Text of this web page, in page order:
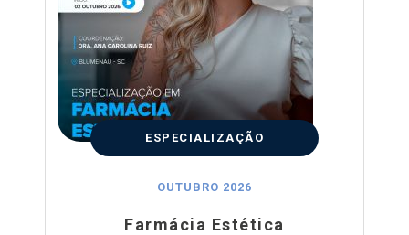
ESPECIALIZAÇÃO
OUTUBRO 2026
Farmácia Estética